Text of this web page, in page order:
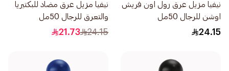
نيفيا مزيل عرق رول اون فريش
اوشن للرجال 50مل
24.15
نيفيا مزيل عرق مضاد للبكتيريا
والتعرق للرجال 50مل
24.15
21.73